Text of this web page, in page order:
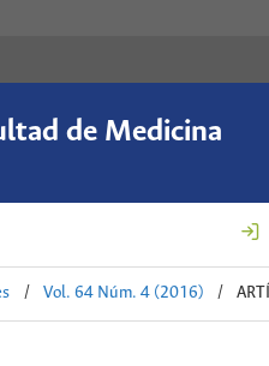
de Medicina
/ Vol. 64 Núm. 4 (2016) /